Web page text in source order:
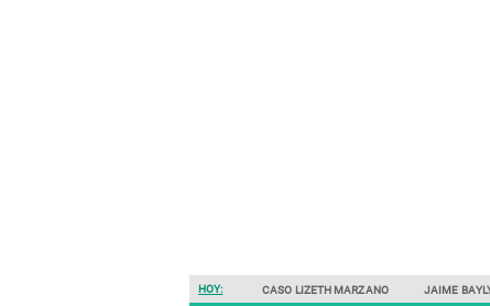
HOY: CASO LIZETH MARZANO JAIME